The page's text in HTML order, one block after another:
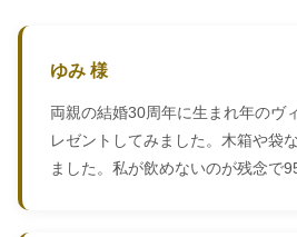
ゆみ 様
両親の結婚30周年に生まれ年のヴ
レゼントしてみました。木箱や袋
ました。私が飲めないのが残念で